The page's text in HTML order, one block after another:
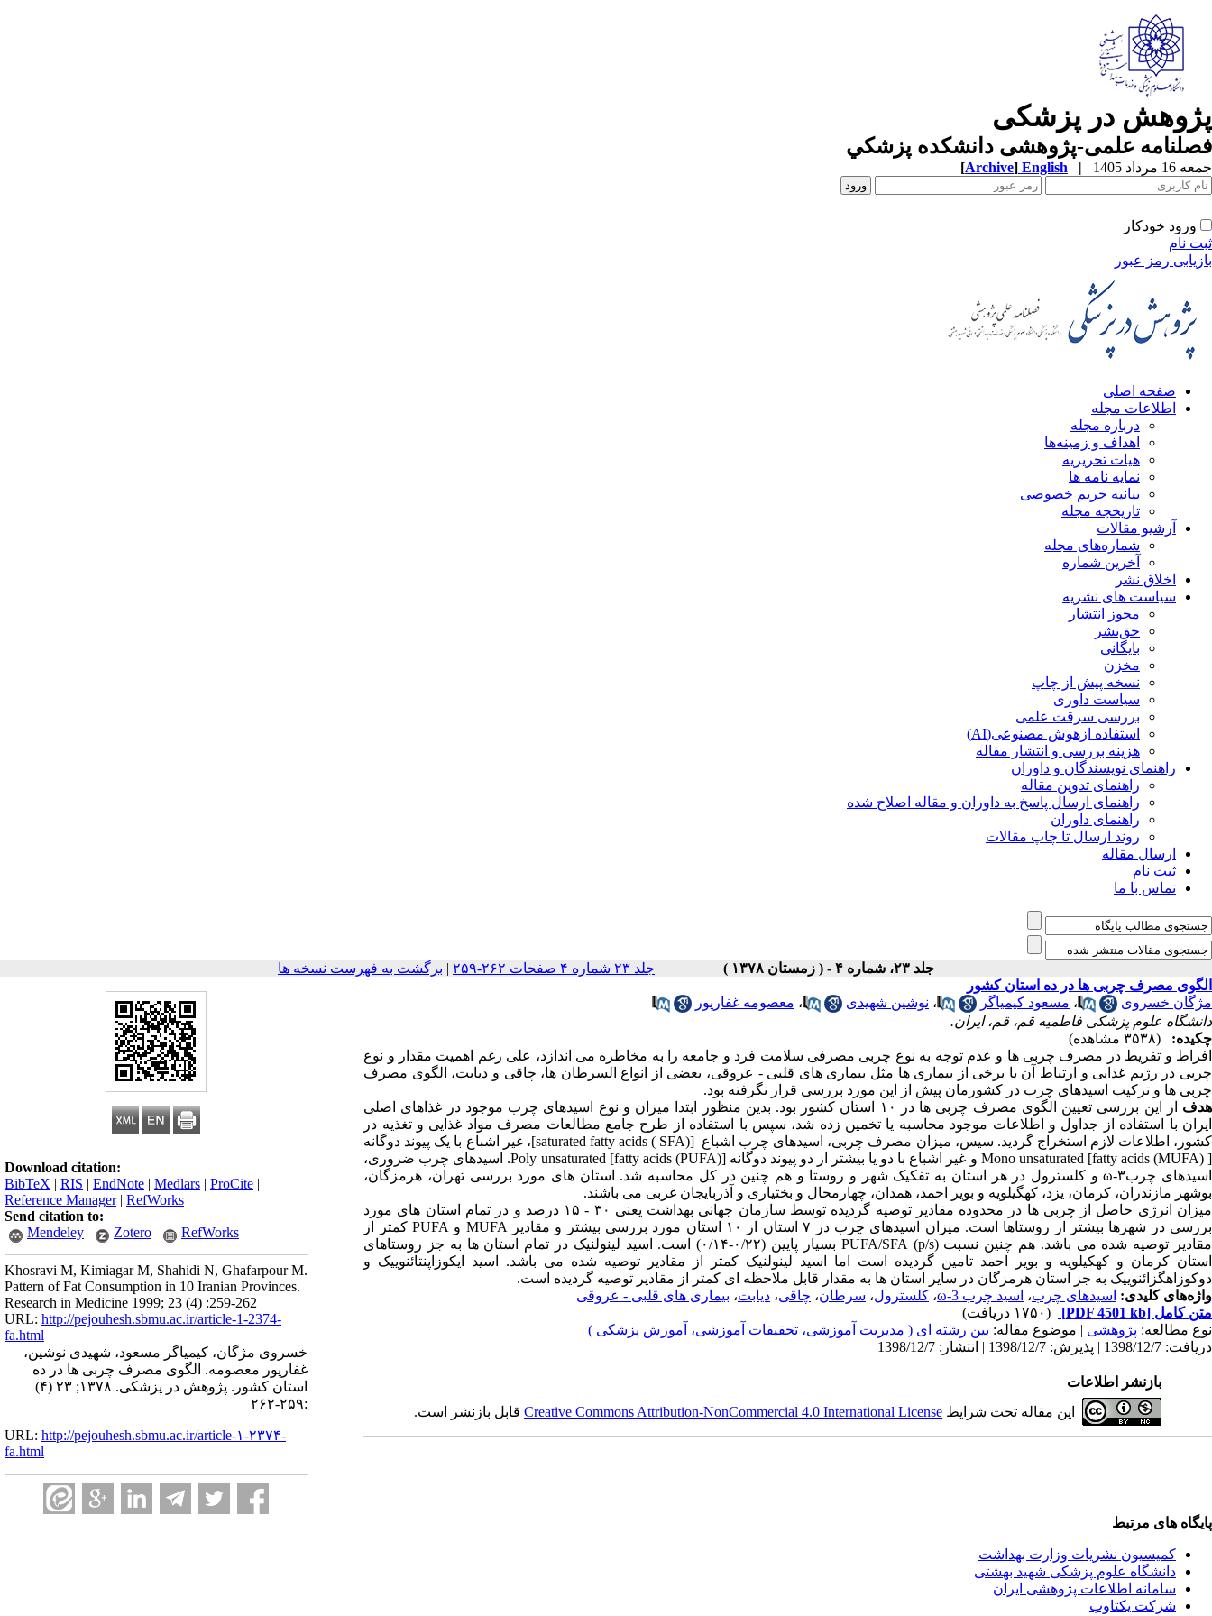
پژوهش در پزشکی
فصلنامه علمی-پژوهشی دانشکده پزشکي
جمعه 16 مرداد 1405 |
English
[Archive]
ورود خودکار
ثبت نام
بازیابی رمز عبور
صفحه اصلی
اطلاعات مجله
درباره مجله
اهداف و زمینه‌ها
هیات تحریریه
نمایه نامه ها
بیانیه حریم خصوصی
تاریخچه مجله
آرشیو مقالات
شماره‌های مجله
آخرین شماره
اخلاق نشر
سیاست های نشریه
مجوز انتشار
حق‌نشر
بایگانی
مخزن
نسخه پیش از چاپ
سیاست داوری
بررسی سرقت علمی
استفاده ازهوش مصنوعی(AI)
هزینه بررسی و انتشار مقاله
راهنمای نویسندگان و داوران
راهنمای تدوین مقاله
راهنمای ارسال پاسخ به داوران و مقاله اصلاح شده
راهنمای داوران
روند ارسال تا چاپ مقالات
ارسال مقاله
ثبت نام
تماس با ما
جلد ۲۳، شماره ۴ - ( زمستان ۱۳۷۸ ) جلد ۲۳ شماره ۴ صفحات ۲۶۲-۲۵۹ | برگشت به فهرست نسخه ها
Download citation:
BibTeX | RIS | EndNote | Medlars | ProCite |
Reference Manager| RefWorks
Send citation to:
Mendeley
Zotero RefWorks
Khosravi M, Kimiagar M, Shahidi N, Ghafarpour M.
Pattern of Fat Consumption in 10 Iranian Provinces.
Research in Medicine 1999; 23 (4) :259-262
URL: http://pejouhesh.sbmu.ac.ir/article-1-2374-
fa.html
خسروی مژگان، کیمیاگر مسعود، شهیدی نوشین،
غفارپور معصومه. الگوی مصرف چربی ها در ده
استان کشور. پژوهش در پزشکی. ۱۳۷۸; ۲۳ (۴)
:۲۵۹-۲۶۲
URL: http://pejouhesh.sbmu.ac.ir/article-۱-۲۳۷۴-
fa.html
الگوی مصرف چربی ها در ده استان کشور
مژگان خسروی
، مسعود کیمیاگر ، نوشین شهیدی ، معصومه غفارپور
دانشگاه علوم پزشکی فاطمیه قم، قم، ایران.
چکیده:
(۳۵۳۸ مشاهده)
افراط و تفریط در مصرف چربی ها و عدم توجه به نوع چربی مصرفی سلامت فرد و جامعه را به مخاطره می اندازد، علی رغم اهمیت مقدار و نوع
چربی در رژیم غذایی و ارتباط آن با برخی از بیماری ها مثل بیماری های قلبی - عروقی، بعضی از انواع السرطان ها، چاقی و دیابت، الگوی مصرف
چربی ها و ترکیب اسیدهای چرب در کشورمان پیش از این مورد بررسی قرار نگرفته بود.
هدف
از این بررسی تعیین الگوی مصرف چربی ها در ۱۰ استان کشور بود. بدین منظور ابتدا میزان و نوع اسیدهای چرب موجود در غذاهای اصلی
ایران با استفاده از جداول و اطلاعات موجود محاسبه یا تخمین زده شد، سپس با استفاده از طرح جامع مطالعات مصرف مواد غذایی و تغذیه در
کشور، اطلاعات لازم استخراج گردید. سیس، میزان مصرف چربی، اسیدهای چرب اشباعSFA)]
)
[saturated fatty acids، غیر اشباع با یک پیوند دوگانه
[
Mono unsaturated [fatty acids (MUFA) و غیر اشباع با دو یا بیشتر از دو پیوند دوگانه [Poly unsaturated [fatty acids (PUFA). اسیدهای چرب ضروری،
اسیدهای چرب-۳ωو کلسترول در هر استان به تفکیک شهر و روستا و هم چنین در کل محاسبه شد. استان های مورد بررسی تهران، هرمزگان،
بوشهر مازندران، کرمان، یزد، کهگیلویه و بویر احمد، همدان، چهارمحال و بختیاری و آذربایجان غربی می باشند.
میزان انرژی حاصل از چربی ها در محدوده مقادیر توصیه گردیده توسط سازمان جهانی بهداشت یعنی ۳۰ - ۱۵ درصد و در تمام استان های مورد
بررسی در شهرها بیشتر از روستاها است. میزان اسیدهای چرب در ۷ استان از ۱۰ استان مورد بررسی بیشتر و مقادیر
MUFA و PUFA کمتر از
مقادیر توصیه شده می باشد. هم چنین نسبت(p/s)
PUFA/SFA
بسیار پایین (۰/۲۲-۰/۱۴) است. اسید لینولنیک در تمام استان ها به جز روستاهای
استان کرمان و کهکیلویه و بویر احمد تامین گردیده است اما اسید لینولنیک کمتر از مقادیر توصیه شده می باشد. اسید ایکوزاپنتائنوییک و
دوکوزاهگزائنوییک به جز استان هرمزگان در سایر استان ها به مقدار قابل ملاحظه ای کمتر از مقادیر توصیه گردیده است.
واژه‌های کلیدی: اسیدهای چرب، اسید چرب ω-3 ، کلسترول، سرطان، چاقی، دیابت، بیماری های قلبی - عروقی
متن کامل [PDF 4501 kb]
(۱۷۵۰ دریافت)
نوع مطالعه: پژوهشی | موضوع مقاله: بین رشته ای ( مدیریت آموزشی، تحقیقات آموزشی، آموزش پزشکی )
دریافت: 1398/12/7 | پذیرش: 1398/12/7 | انتشار: 1398/12/7
بازنشر اطلاعات
این مقاله تحت شرایط Creative Commons Attribution-NonCommercial 4.0 International Licenseقابل بازنشر است.
پایگاه های مرتبط
کمیسیون نشریات وزارت بهداشت
دانشگاه علوم پزشکی شهید بهشتی
سامانه اطلاعات پژوهشی ایران
شرکت یکتاوب